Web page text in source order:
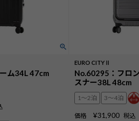
ム34L 47cm
EURO CITYⅡ
No.60295：フロ
スナー38L 48cm
1〜2泊 3〜4泊
価格 ¥31,900 税込